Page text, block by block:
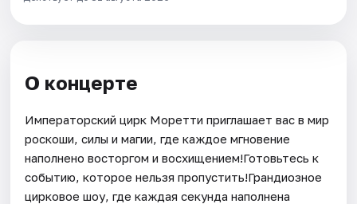
О концерте
Императорский цирк Моретти приглашает вас в мир
роскоши, силы и магии, где каждое мгновение
наполнено восторгом и восхищением!Готовьтесь к
событию, которое нельзя пропустить!Грандиозное
цирковое шоу, где каждая секунда наполнена